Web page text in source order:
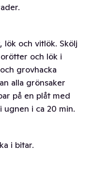
lök och vitlök. Skölj
och lök i
grovhacka
alla grönsaker
på en plåt med
ugnen i ca 20 min.
i bitar.